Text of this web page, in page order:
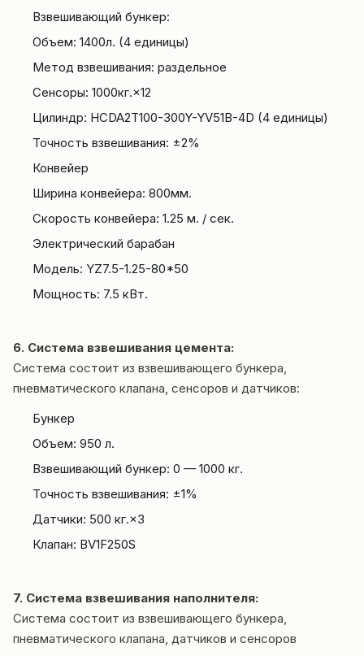
Взвешивающий бункер:
Объем: 1400л. (4 единицы)
Метод взвешивания: раздельное
Сенсоры: 1000кг.×12
Цилиндр: HCDA2T100-300Y-YV51B-4D (4 единицы)
Точность взвешивания: ±2%
Конвейер
Ширина конвейера: 800мм.
Скорость конвейера: 1.25 м. / сек.
Электрический барабан
Модель: YZ7.5-1.25-80*50
Мощность: 7.5 кВт.
6. Система взвешивания цемента:
Система состоит из взвешивающего бункера,
пневматического клапана, сенсоров и датчиков:
Бункер
Объем: 950 л.
Взвешивающий бункер: 0 — 1000 кг.
Точность взвешивания: ±1%
Датчики: 500 кг.×3
Клапан: BV1F250S
7. Система взвешивания наполнителя:
Система состоит из взвешивающего бункера,
пневматического клапана, датчиков и сенсоров